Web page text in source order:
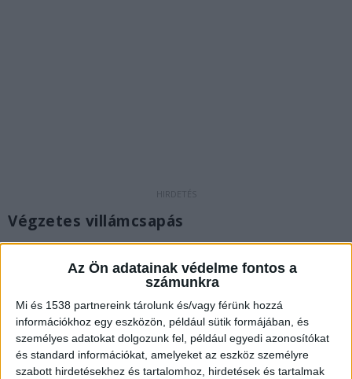
Az Ön adatainak védelme fontos a
számunkra
Mi és 1538 partnereink tárolunk és/vagy férünk hozzá
információkhoz egy eszközön, például sütik formájában, és
személyes adatokat dolgozunk fel, például egyedi azonosítókat
és standard információkat, amelyeket az eszköz személyre
szabott hirdetésekhez és tartalomhoz, hirdetések és tartalmak
Végzetes villámcsapás
Eredetileg három Hegyi mamutfenyőt ültettek a
mai Budakeszi területén egykor a Zichy-uradalom
kertjében. Az egyik villámcsapás miatt kidőlt, az
uradalmat aztán elsöpörte a történelem. Maradt
tehát két csodaszép fenyő a ma már bárki által
látogatható parkban. Budakeszi Páty felöli